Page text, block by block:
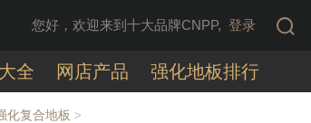
您好，欢迎来到十大品牌CNPP, 登录
全 网店产品 强化地板排行
化复合地板 >